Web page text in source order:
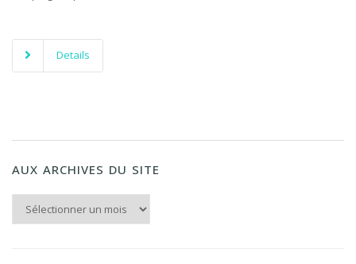
Details
AUX ARCHIVES DU SITE